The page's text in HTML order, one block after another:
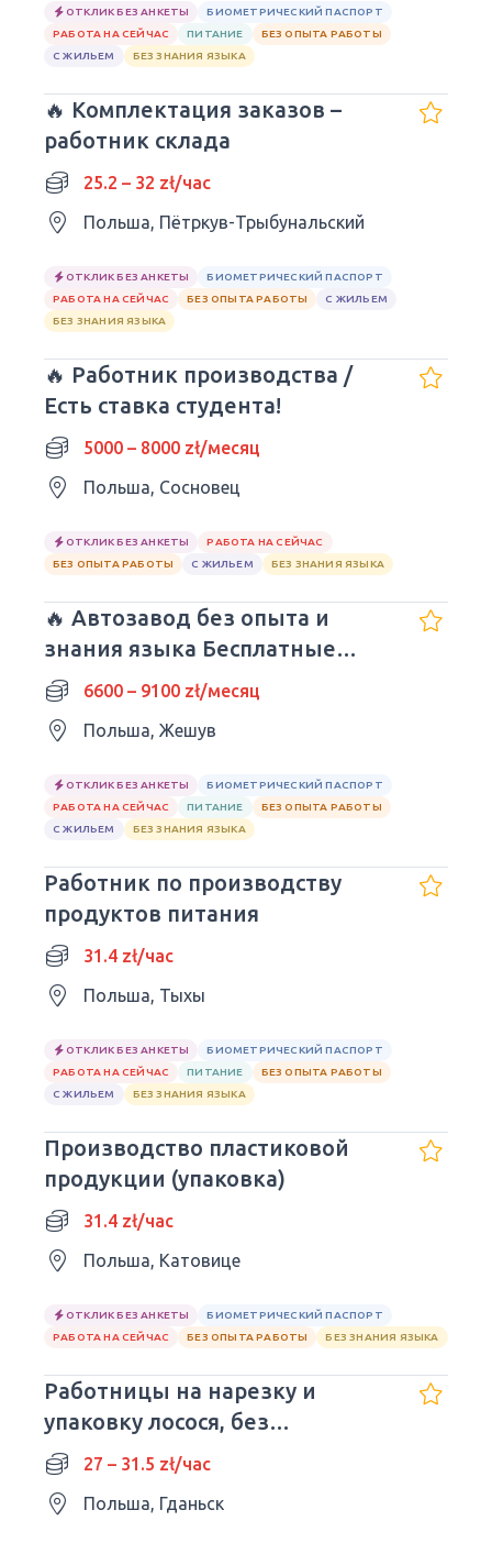
ОТКЛИК БЕЗ АНКЕТЫ
БИОМЕТРИЧЕСКИЙ ПАСПОРТ
РАБОТА НА СЕЙЧАС
ПИТАНИЕ
БЕЗ ОПЫТА РАБОТЫ
С ЖИЛЬЕМ
БЕЗ ЗНАНИЯ ЯЗЫКА
🔥 Комплектация заказов –
работник склада
25.2 – 32 zł/час
Польша, Пётркув-Трыбунальский
ОТКЛИК БЕЗ АНКЕТЫ
БИОМЕТРИЧЕСКИЙ ПАСПОРТ
РАБОТА НА СЕЙЧАС
БЕЗ ОПЫТА РАБОТЫ
С ЖИЛЬЕМ
БЕЗ ЗНАНИЯ ЯЗЫКА
🔥 Работник производства /
Есть ставка студента!
5000 – 8000 zł/месяц
Польша, Сосновец
ОТКЛИК БЕЗ АНКЕТЫ
РАБОТА НА СЕЙЧАС
БЕЗ ОПЫТА РАБОТЫ
С ЖИЛЬЕМ БЕЗ ЗНАНИЯ ЯЗЫКА
🔥 Автозавод без опыта и
знания языка Бесплатные
обеды6600 – 9100 zł/месяц
Польша, Жешув
ОТКЛИК БЕЗ АНКЕТЫ
БИОМЕТРИЧЕСКИЙ ПАСПОРТ
РАБОТА НА СЕЙЧАС
ПИТАНИЕ
БЕЗ ОПЫТА РАБОТЫ
С ЖИЛЬЕМ
БЕЗ ЗНАНИЯ ЯЗЫКА
Работник по производству
продуктов питания
31.4 zł/час
Польша, Тыхы
ОТКЛИК БЕЗ АНКЕТЫ
БИОМЕТРИЧЕСКИЙ ПАСПОРТ
РАБОТА НА СЕЙЧАС
ПИТАНИЕ
БЕЗ ОПЫТА РАБОТЫ
С ЖИЛЬЕМ
БЕЗ ЗНАНИЯ ЯЗЫКА
Производство пластиковой
продукции (упаковка)
31.4 zł/час
Польша, Катовице
ОТКЛИК БЕЗ АНКЕТЫ
БИОМЕТРИЧЕСКИЙ ПАСПОРТ
РАБОТА НА СЕЙЧАС
БЕЗ ОПЫТА РАБОТЫ БЕЗ ЗНАНИЯ ЯЗЫКА
Работницы на нарезку и
упаковку лосося, без
патрошения рыбы
27 – 31.5 zł/час
Польша, Гданьск